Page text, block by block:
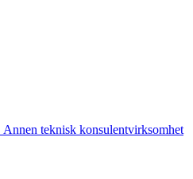
teknisk konsulentvirksomhet